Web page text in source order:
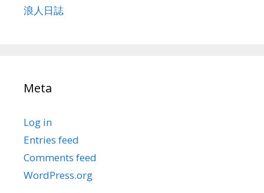
浪人日誌
Meta
Log in
Entries feed
Comments feed
WordPress.org